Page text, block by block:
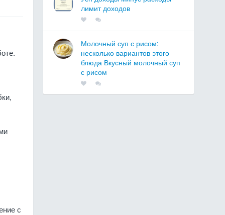
с
лимит доходов
Молочный суп с рисом:
несколько вариантов этого
блюда Вкусный молочный суп
с рисом